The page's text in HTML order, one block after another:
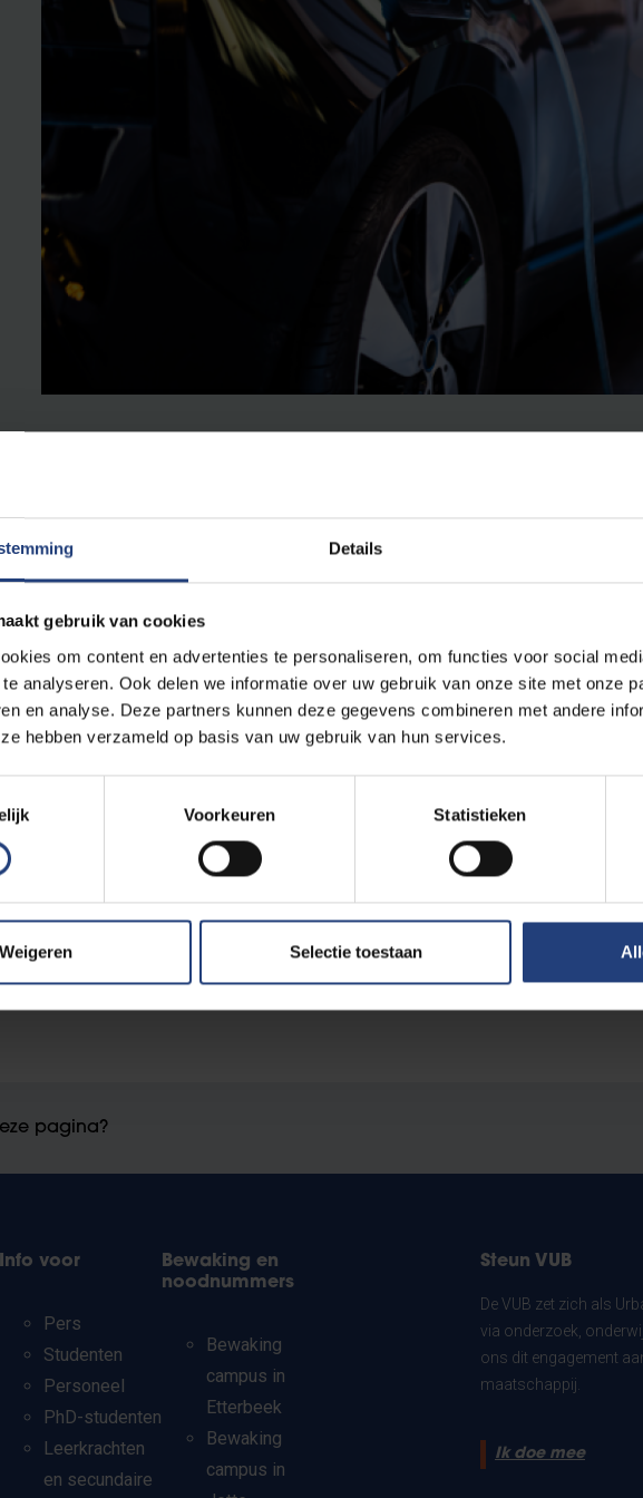
Details
gebruik van cookies
om content en advertenties te personaliseren, om functies voor social
analyseren. Ook delen we informatie over uw gebruik van onze site met onze
en analyse. Deze partners kunnen deze gegevens combineren met andere
hebben verzameld op basis van uw gebruik van hun services.
Voorkeuren Statistieken
Weigeren Selectie toestaan
van Mohamed El Baghdadi inKnack.
elektrische auto heeft drie tot vier keer
impact op het milieu dan een auto die
benzine of diesel rijdt.
pagina?
Info voor
Pers
Studenten
Personeel
PhD-studenten
Leerkrachten
en secundaire
Bewaking en
noodnummers
Bewaking
campus in
Etterbeek
Bewaking
campus in
Steun VUB
De VUB zet zich als
via onderzoek,
ons dit engagement
maatschappij.
Ik doe mee